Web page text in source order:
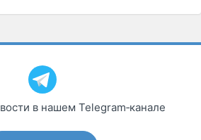
в нашем Telegram‑канале